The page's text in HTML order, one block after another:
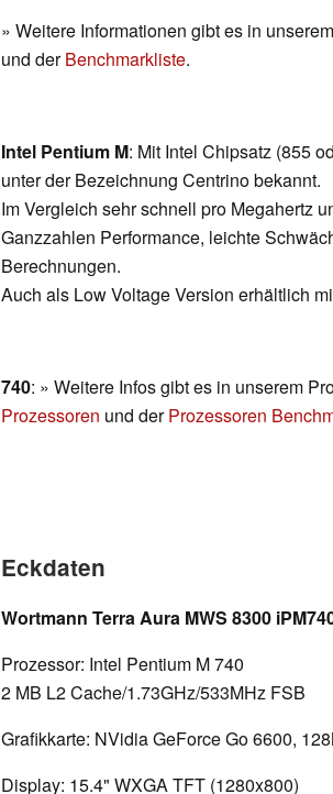
» Weitere Informationen gibt es in unserem
und derBenchmarkliste.
Intel Pentium M: Mit Intel Chipsatz (855
unter der Bezeichnung Centrino bekannt.
Im Vergleich sehr schnell pro Megahertz
Ganzzahlen Performance, leichte
Berechnungen.
Auch als Low Voltage Version erhältlich
740: » Weitere Infos gibt es in unserem
Prozessoren und derProzessoren
Eckdaten
Wortmann Terra Aura MWS 8300
Prozessor: Intel Pentium M 740
2 MB L2 Cache/1.73GHz/533MHz FSB
Grafikkarte: NVidia GeForce Go 6600,
Display: 15.4" WXGA TFT (1280x800)